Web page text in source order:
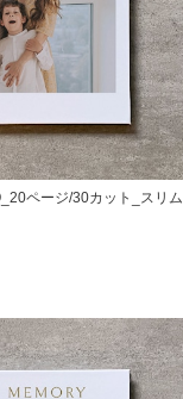
ページ/30カット_スリム